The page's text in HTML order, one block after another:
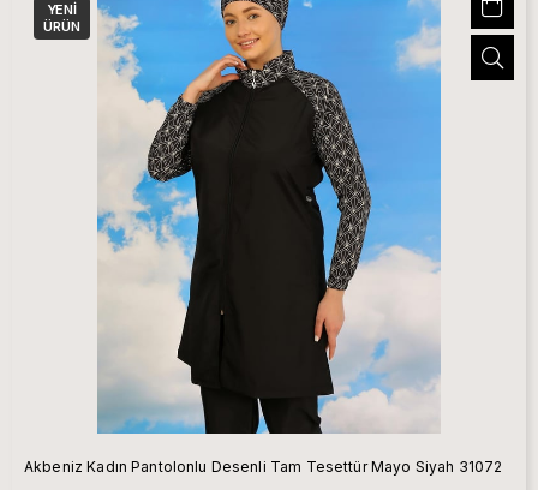
Akbeniz Kadın Pantolonlu Desenli Tam Tesettür Mayo Siyah 31072
YENI
ÜRÜN